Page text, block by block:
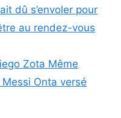
dû s’envoler pour
au rendez-vous
Zota Même
Onta versé